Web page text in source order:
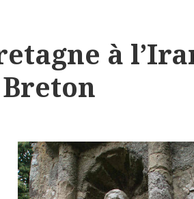
à